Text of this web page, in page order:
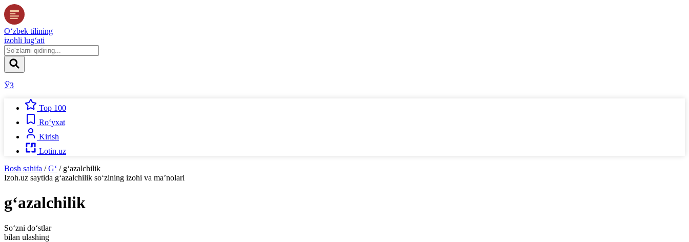
O‘zbek tilining
izohli lug‘ati
ЎЗ
Top 100
Ro‘yxat
Kirish
Lotin.uz
Bosh sahifa / G‘ / g‘azalchilik
Izoh.uz saytida g‘azalchilik so‘zining izohi va ma’nolari
g‘azalchilik
So‘zni do‘stlar
bilan ulashing